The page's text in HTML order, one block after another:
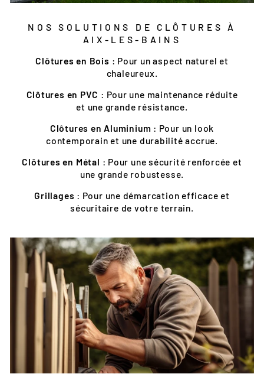
NOS SOLUTIONS DE CLÔTURES À
AIX-LES-BAINS
Clôtures en Bois : Pour un aspect naturel et
chaleureux.
Clôtures en PVC : Pour une maintenance réduite
et une grande résistance.
Clôtures en Aluminium : Pour un look
contemporain et une durabilité accrue.
Clôtures en Métal : Pour une sécurité renforcée et
une grande robustesse.
Grillages : Pour une démarcation efficace et
sécuritaire de votre terrain.